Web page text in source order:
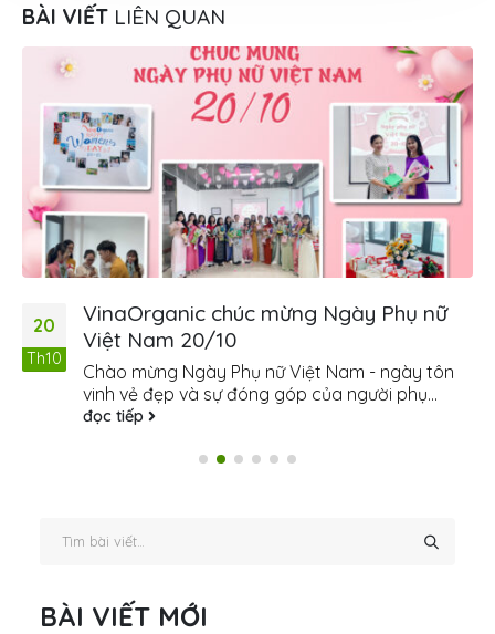
BÀI VIẾT LIÊN QUAN
20
Th10
VinaOrganic chúc mừng Ngày Phụ nữ
Việt Nam 20/10
Chào mừng Ngày Phụ nữ Việt Nam - ngày tôn
vinh vẻ đẹp và sự đóng góp của người phụ...
đọc tiếp
BÀI VIẾT MỚI